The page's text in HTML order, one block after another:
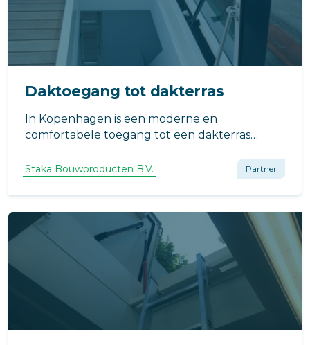
Daktoegang tot dakterras
In Kopenhagen is een moderne en
comfortabele toegang tot een dakterras
gecombineerd is met een glazen dakluik van
Staka Bouwproducten B.V. Partner